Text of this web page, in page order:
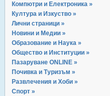
Компютри и Електроника »
Култура и Изкуство »
Лични страници »
Новини и Медии »
Образование и Наука »
Общество и Институции »
Пазаруване ONLINE »
Почивка и Туризъм »
Развлечения и Хоби »
Спорт »